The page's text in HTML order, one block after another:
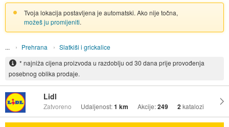
Tvoja lokacija postavljena je automatski. Ako nije točna,
možeš ju promijeniti.
Prehrana
Slatkiši i grickalice
* najniža cijena proizvoda u razdoblju od 30 dana prije provođenja
posebnog oblika prodaje.
Lidl
Zatvoreno Udaljenost:1 km Akcije:249 2katalozi